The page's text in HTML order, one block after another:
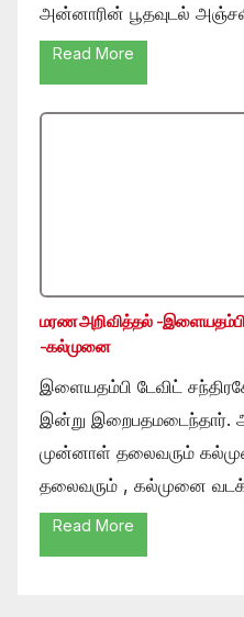
அன்னாரின் பூதவுடல்
Read More
மரண அறிவித்தல் -இளையதம்பி
-கல்முனை
இளையதம்பி டேவிட்
இன்று இறைபதமடைந்தார்.
முன்னாள் தலைவரும்
தலைவரும் , கல்முனை
Read More